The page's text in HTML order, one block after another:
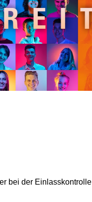
bei der Einlasskontrolle